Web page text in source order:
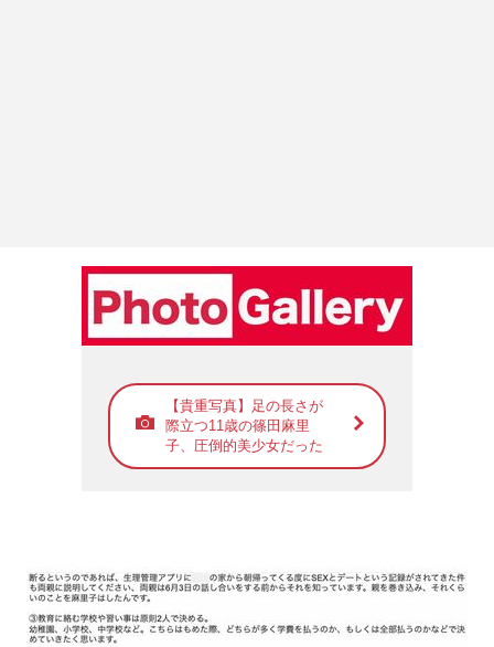
【貴重写真】足の長さが
際立つ11歳の篠田麻里
子、圧倒的美少女だった